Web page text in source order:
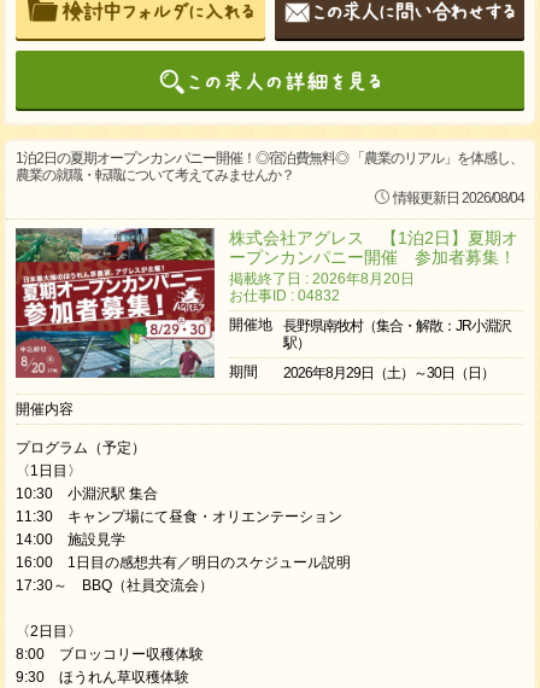
1泊2日の夏期オープンカンパニー開催！◎宿泊費無料◎ 「農業のリアル」を体感し、
農業の就職・転職について考えてみませんか？
情報更新日 2026/08/04
株式会社アグレス 【1泊2日】夏期オ
ープンカンパニー開催 参加者募集！
掲載終了日 : 2026年8月20日
お仕事ID : 04832
開催地
長野県南牧村（集合・解散：JR小淵沢
駅）
期間
2026年8月29日（土）～30日（日）
開催内容
プログラム（予定）
〈1日目〉
10:30 小淵沢駅 集合
11:30 キャンプ場にて昼食・オリエンテーション
14:00 施設見学
16:00 1日目の感想共有／明日のスケジュール説明
17:30～ BBQ（社員交流会）
〈2日目〉
8:00 ブロッコリー収穫体験
9:30 ほうれん草収穫体験